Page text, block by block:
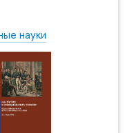
науки